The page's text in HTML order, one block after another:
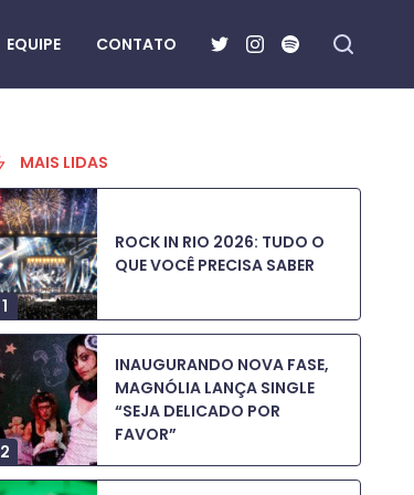
EQUIPE CONTATO
MAIS LIDAS
ROCK IN RIO 2026: TUDO O
QUE VOCÊ PRECISA SABER
1
INAUGURANDO NOVA FASE,
MAGNÓLIA LANÇA SINGLE
“SEJA DELICADO POR
FAVOR”
2